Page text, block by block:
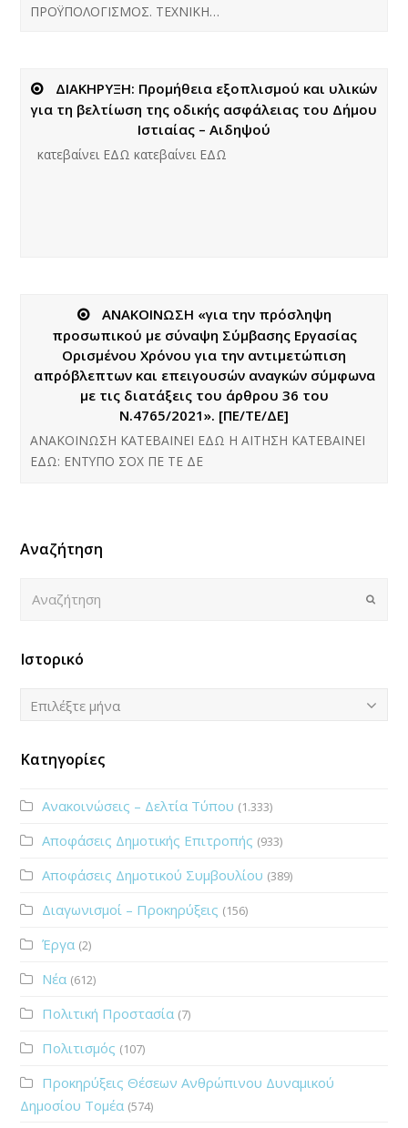
ΠΡΟΫΠΟΛΟΓΙΣΜΟΣ. ΤΕΧΝΙΚΗ…
ΔΙΑΚΗΡΥΞΗ: Προμήθεια εξοπλισμού και υλικών
για τη βελτίωση της οδικής ασφάλειας του Δήμου
Ιστιαίας – Αιδηψού
κατεβαίνει ΕΔΩ κατεβαίνει ΕΔΩ
ΑΝΑΚΟΙΝΩΣΗ «για την πρόσληψη
προσωπικού με σύναψη Σύμβασης Εργασίας
Ορισμένου Χρόνου για την αντιμετώπιση
απρόβλεπτων και επειγουσών αναγκών σύμφωνα
με τις διατάξεις του άρθρου 36 του
Ν.4765/2021». [ΠΕ/ΤΕ/ΔΕ]
ΑΝΑΚΟΙΝΩΣΗ ΚΑΤΕΒΑΙΝΕΙ ΕΔΩ Η ΑΙΤΗΣΗ ΚΑΤΕΒΑΙΝΕΙ
ΕΔΩ: ΕΝΤΥΠΟ ΣΟΧ ΠΕ ΤΕ ΔΕ
Αναζήτηση
Submit
Ιστορικό
Ιστορικό
Επιλέξτε μήνα
Κατηγορίες
Ανακοινώσεις – Δελτία Τύπου (1.333)
Αποφάσεις Δημοτικής Επιτροπής (933)
Αποφάσεις Δημοτικού Συμβουλίου (389)
Διαγωνισμοί – Προκηρύξεις (156)
Έργα (2)
Νέα (612)
Πολιτική Προστασία (7)
Πολιτισμός (107)
Προκηρύξεις Θέσεων Ανθρώπινου Δυναμικού
Δημοσίου Τομέα (574)